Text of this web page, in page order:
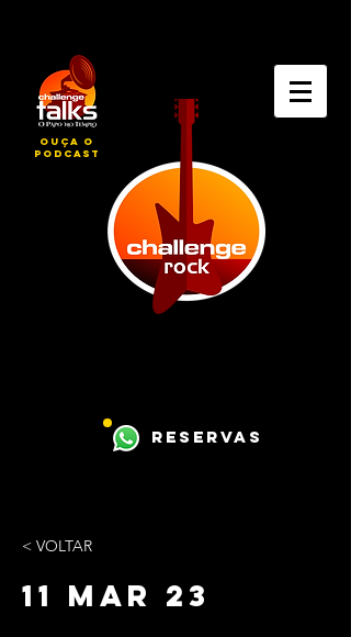
ouça o
podcast
reservas
< VOLTAR
11 MAR 23